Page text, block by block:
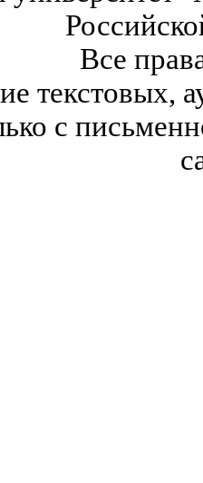
Все
текстовых,
с